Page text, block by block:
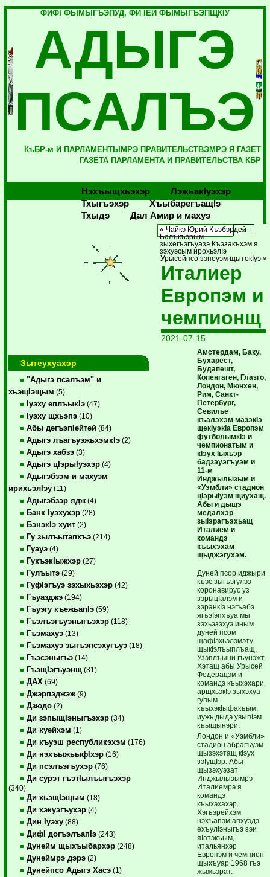
ФИФI ФЫМЫГЪЭПУД, ФИ IЕЙ ФЫМЫГЪЭПЩКIУ
АДЫГЭ
ПСАЛЪЭ
КъБР-м И ПАРЛАМЕНТЫМРЭ ПРАВИТЕЛЬСТВЭМРЭ Я ГАЗЕТ
ГАЗЕТА ПАРЛАМЕНТА И ПРАВИТЕЛЬСТВА КБР
Нэхъыщхьэхэр
Лэжьакlуэхэр
Тхыгъэхэр
Хъыбарегъащlэ
Тхыдэ
Дал Амир и махуэ
Зытеухуахэр
"Адыгэ псалъэм" и
хьэщIэщым (5)
Iуэху еплъыкIэ (47)
Iуэху щхьэпэ (10)
Абы дегъэпIейтей (84)
Адыгэ лъагъуэжьхэмкIэ (2)
Адыгэ хабзэ (3)
Адыгэ цIэрыIуэхэр (4)
Адыгэбзэм и махуэм
ирихьэлIэу (11)
Адыгэбзэр ядж (4)
Банк Iуэхухэр (28)
БэнэкIэ хуит (2)
Гу зылъытапхъэ (214)
Гуауэ (4)
ГукъэкIыжхэр (27)
Гулъытэ (29)
ГуфIэгъуэ зэхыхьэхэр (42)
Гъуазджэ (194)
Гъуэгу къежьапIэ (59)
Гъэлъэгъуэныгъэхэр (118)
Гъэмахуэ (13)
Гъэмахуэ зыгъэпсэхугъуэ (18)
Гъэсэныгъэ (14)
ГъэщIэгъуэнщ (31)
ДАХ (69)
Джэрпэджэж (9)
Дзюдо (2)
Ди зэпыщIэныгъэхэр (34)
Ди куейхэм (1)
Ди къуэш республикэхэм (176)
Ди нэхъыжьыфIхэр (16)
Ди псэлъэгъухэр (76)
Ди сурэт гъэтIылъыгъэхэр
(340)
Ди хьэщIэщым (18)
Ди хэкуэгъухэр (4)
Дин Iуэху (88)
ДифI догъэлъапIэ (243)
Дунейм щыхъыбархэр (248)
Дунеймрэ дэрэ (2)
Дунейпсо Адыгэ Хасэ (1)
« Чайкэ Юрий Къэбэрдей-
Балъкъэрым
зыхегъэгъуазэ Къэзакъхэм я
зэхуэсым ирохьэлIэ
Урысейпсо зэпеуэм щытокIуэ »
Италиер
Европэм и
чемпионщ
2021-07-15
Амстердам, Баку,
Бухарест,
Будапешт,
Копенгаген, Глазго,
Лондон, Мюнхен,
Рим, Санкт-
Петербург,
Севилье
къалэхэм мазэкIэ
щекIуэкIа Европэм
футболымкIэ и
чемпионатым и
кIэух Iыхьэр
бадзэуэгъуэм и
11-м
Инджылызым и
«Уэмбли» стадион
цIэрыIуэм щиухащ.
Абы и дыщэ
медалхэр
зыIэрагъэхьащ
Италием и
командэ
къыхэхам
щыджэгухэм.
Дуней псор иджыри
къэс зыгъэгулэз
коронавирус уз
зэрыцIалэм и
зэранкIэ нэгъабэ
ягъэIэпхъуа мы
зэхьэзэхуэ иным
дуней псом
щафIэхьэлэмэту
щыкIэлъыплъащ.
Узэплъыни гъунэжт.
Хэтащ абы Урысей
Федерацэм и
командэ къыхэхари,
арщхьэкIэ зыхэхуа
гупым
къыхэкIыфакъым,
иужь дыдэ увыпIэм
къыщынэри.
Лондон и «Уэмбли»
стадион абрагъуэм
щызэхэтащ кIэух
зэIущIэр. Абы
щызэхуэзат
Инджылызымрэ
Италиемрэ я
командэ
къыхэхахэр.
Хэгъэрейхэм
нэхъапэм апхуэдэ
ехъулIэныгъэ зэи
яIатэкъым,
итальянхэр
Европэм и чемпион
щыхъуар 1968 гъэ
жыжьэрат.